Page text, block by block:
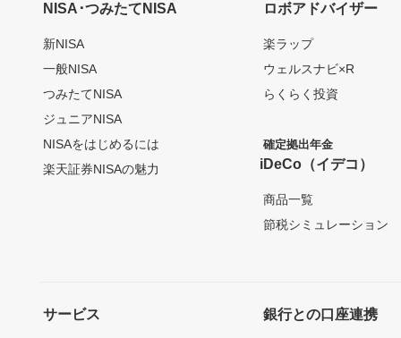
NISA･つみたてNISA
新NISA
一般NISA
つみたてNISA
ジュニアNISA
NISAをはじめるには
楽天証券NISAの魅力
ロボアドバイザー
楽ラップ
ウェルスナビ×R
らくらく投資
確定拠出年金
iDeCo（イデコ）
商品一覧
節税シミュレーション
サービス 銀行との口座連携